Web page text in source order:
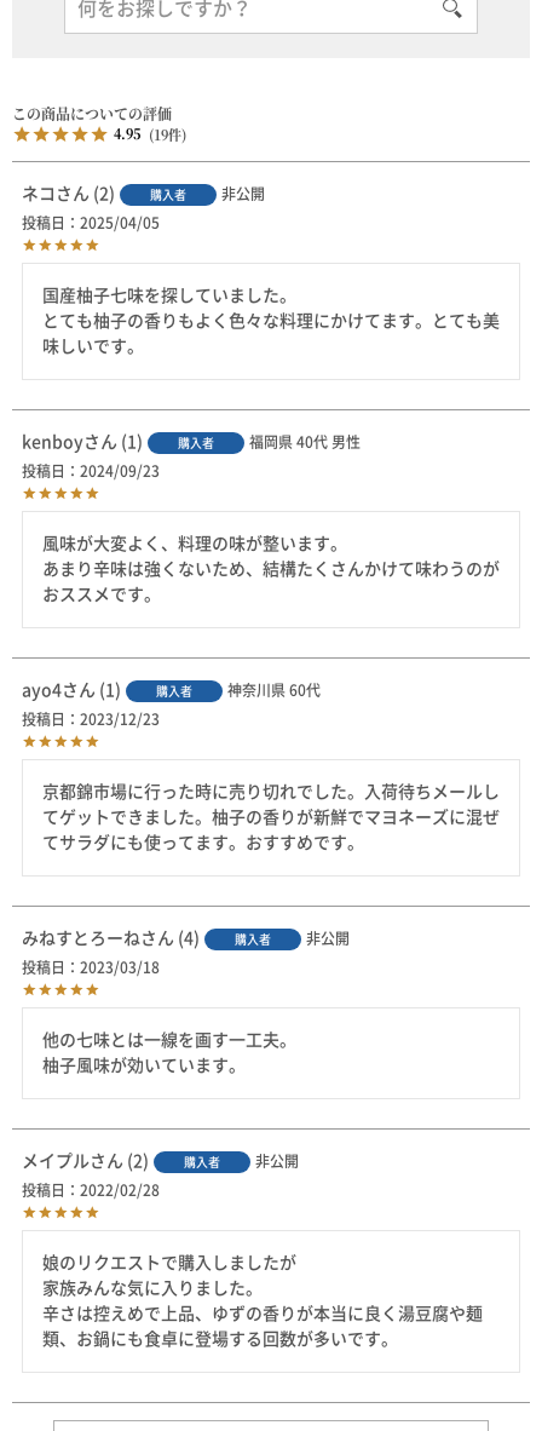
4.95 19
ネコ 2 購入者
非公開
投稿日
2025/04/05
国産柚子七味を探していました。
とても柚子の香りもよく色々な料理にかけてます。とても美
味しいです。
kenboy 1 購入者 福岡県 40代 男性
投稿日
2024/09/23
風味が大変よく、料理の味が整います。
あまり辛味は強くないため、結構たくさんかけて味わうのが
おススメです。
ayo4 1 購入者 神奈川県 60代
投稿日
2023/12/23
京都錦市場に行った時に売り切れでした。入荷待ちメールし
てゲットできました。柚子の香りが新鮮でマヨネーズに混ぜ
てサラダにも使ってます。おすすめです。
みねすとろーね 4 購入者
非公開
投稿日
2023/03/18
他の七味とは一線を画す一工夫。
柚子風味が効いています。
メイプル 2 購入者
非公開
投稿日
2022/02/28
娘のリクエストで購入しましたが
家族みんな気に入りました。
辛さは控えめで上品、ゆずの香りが本当に良く湯豆腐や麺
類、お鍋にも食卓に登場する回数が多いです。